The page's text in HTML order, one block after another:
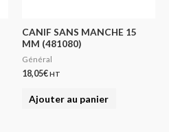
CANIF SANS MANCHE 15
MM (481080)
Général
18,05€HT
Ajouter au panier